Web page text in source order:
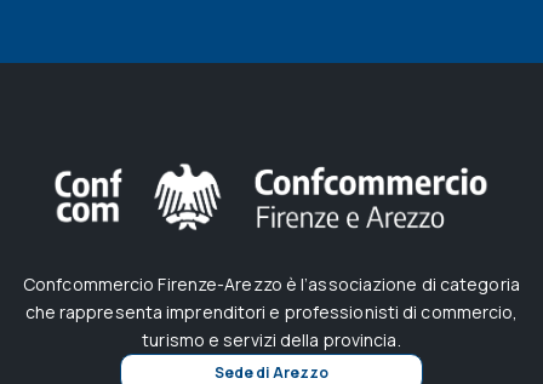
Confcommercio Firenze-Arezzo è l’associazione di categoria
che rappresenta imprenditori e professionisti di commercio,
turismo e servizi della provincia.
Sede di Arezzo